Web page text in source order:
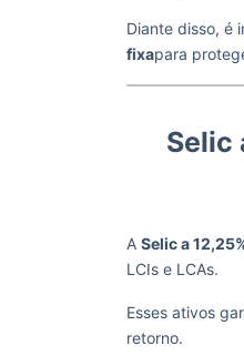
Diante disso, é
fixapara
Selic
A Selic a
LCIs e LCAs.
Esses ativos
retorno.